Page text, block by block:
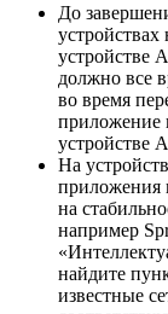
До
устройстве
должно все
во время
приложение
устройстве
На
приложения
на
например
найдите
известные